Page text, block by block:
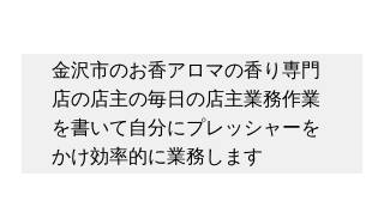
金沢市のお香アロマの香り専門
店の店主の毎日の店主業務作業
を書いて自分にプレッシャーを
かけ効率的に業務します